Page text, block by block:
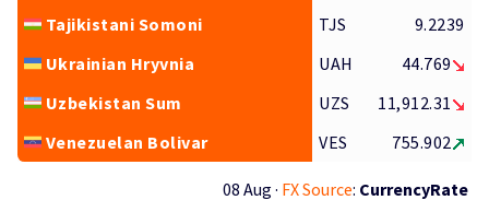
Tajikistani Somoni
TJS
9.2239
Ukrainian Hryvnia
UAH
44.769
Uzbekistan Sum
UZS
11,912.31
Venezuelan Bolivar
VES 755.902
08 Aug · FX Source: CurrencyRate